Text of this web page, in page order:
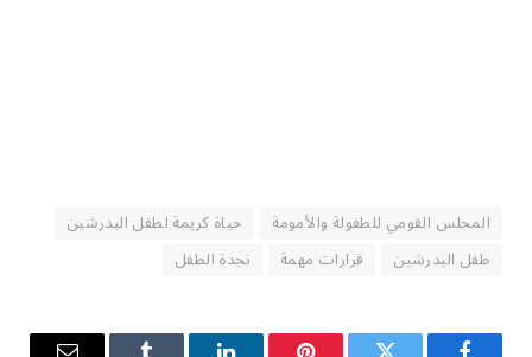
المجلس القومي للطفولة والأمومة
حياة كريمة لطفل البدرشين
طفل البدرشين
قرارات مهمة نجدة الطفل